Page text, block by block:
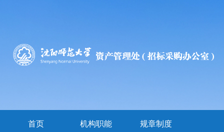
首页 机构职能 规章制度